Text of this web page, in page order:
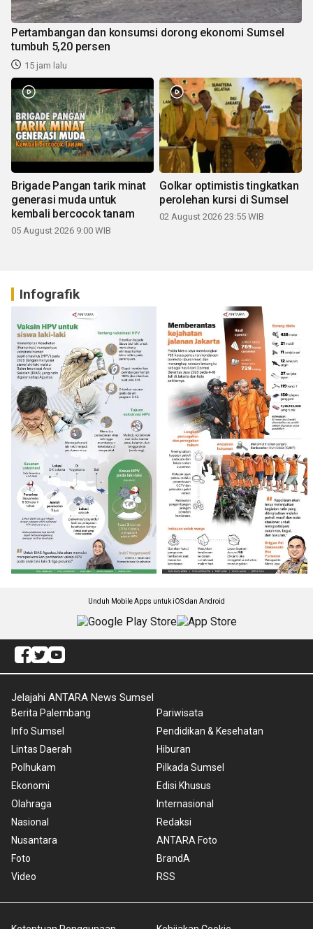
Pertambangan dan konsumsi dorong ekonomi Sumsel
tumbuh 5,20 persen
15 jam lalu
Brigade Pangan tarik minat
generasi muda untuk
kembali bercocok tanam
05 August 2026 9:00 WIB
Golkar optimistis tingkatkan
perolehan kursi di Sumsel
02 August 2026 23:55 WIB
Infografik
Unduh Mobile Apps untuk iOS dan Android
Jelajahi ANTARA News Sumsel
Berita Palembang
Info Sumsel
Lintas Daerah
Polhukam
Ekonomi
Olahraga
Nasional
Nusantara
Foto
Video
Pariwisata
Pendidikan & Kesehatan
Hiburan
Pilkada Sumsel
Edisi Khusus
Internasional
Redaksi
ANTARA Foto
BrandA
RSS